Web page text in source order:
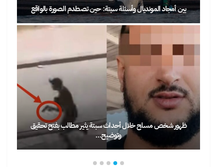
بين أمجاد المونديال وأسئلة سبتة: حين تصطدم الصورة بالواقع
ظهور شخص مسلح خلال أحداث سبتة يثير مطالب بفتح تحقيق
وتوضيح…